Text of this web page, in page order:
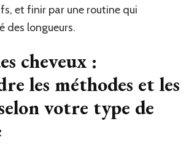
et finir par une routine qui
des longueurs.
cheveux :
les méthodes et les
votre type de